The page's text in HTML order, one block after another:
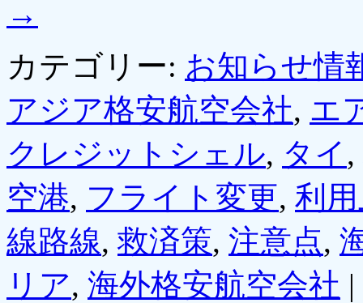
→
カテゴリー: お知らせ情
アジア格安航空会社, エ
クレジットシェル, タイ ,
空港, フライト変更, 利
線路線,救済策, 注意点,
リア, 海外格安航空会社 |